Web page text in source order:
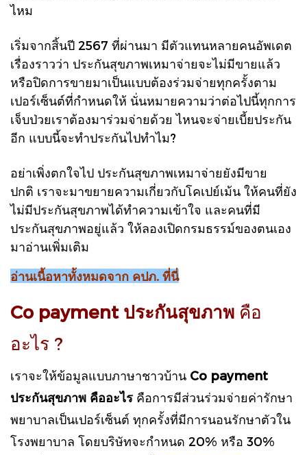
ไหม
เริ่มจากสิ้นปี 2567 ที่ผ่านมา มีตัวแทนหลายคนอัพเดต
เรื่องราวว่า ประกันสุขภาพเหมาจ่ายจะไม่มีขายแล้ว
หรือปิดการขายมาเป็นแบบต้องร่วมจ่ายทุกครั้งตาม
เปอร์เซ็นต์ที่กำหนดให้ นั่นหมายความว่าต่อไปนี้ทุกการ
เจ็บป่วยเราต้องมาร่วมจ่ายด้วย ไหนจะจ่ายเบี้ยประกัน
อีก แบบนี้จะทำประกันไปทำไม?
อย่าเพิ่งตกใจไป ประกันสุขภาพเหมาจ่ายยังมีขาย
ปกติ เราจะมาขยายความเกี่ยวกับโคเปย์เม้น ให้คนที่ยัง
ไม่มีประกันสุขภาพได้ทำความเข้าใจ และคนที่มี
ประกันสุขภาพอยู่แล้ว ให้ลองเปิดกรมธรรม์ของตนเอง
มาอ่านเพิ่มเติม
อ่านเนื้อหาทั้งหมดจาก คปภ. ที่นี่
Co payment ประกันสุขภาพ คือ
อะไร ?
เราจะให้ข้อมูลแบบภาษาชาวบ้าน Co payment
ประกันสุขภาพ คืออะไร คือการมีส่วนร่วมจ่ายค่ารักษา
พยาบาลเป็นเปอร์เซ็นต์ ทุกครั้งที่มีการนอนรักษาตัวใน
โรงพยาบาล โดยบริษัทจะกำหนด 20% หรือ 30%